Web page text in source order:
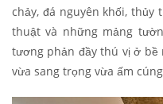
chảy, đá nguyên khối, thủy
thuật và những mảng
tương phản đầy thú vị ở
vừa sang trọng vừa ấm